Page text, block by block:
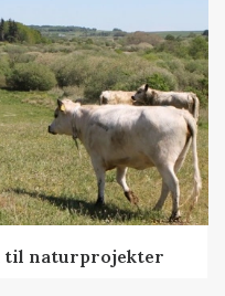
til naturprojekter